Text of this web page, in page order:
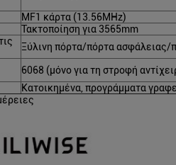
MF1 κάρτα (13.56MHz)
Τακτοποίηση για 3565mm
Ξύλινη πόρτα/πόρτα ασφάλειας/
6068 (μόνο για τη στροφή
Κατοικημένα, προγράμματα